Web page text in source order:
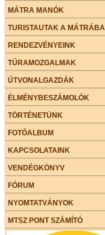
MÁTRA MANÓK
TURISTAUTAK A
RENDEZVÉNYEINK
TÚRAMOZGALMAK
ÚTVONALGAZDÁK
ÉLMÉNYBESZÁMOLÓK
TÖRTÉNETÜNK
FOTÓALBUM
KAPCSOLATAINK
VENDÉGKÖNYV
FÓRUM
NYOMTATVÁNYOK
MTSZ PONT SZÁMÍTÓ